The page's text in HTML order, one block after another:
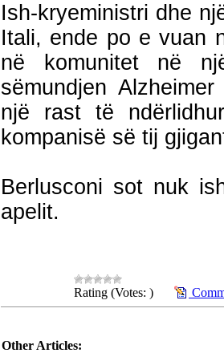
Ish-kryeministri dhe
Itali, ende po e vuan
në komunitet në
sëmundjen
një rast të
kompanisë së tij
Berlusconi sot nuk
apelit.
Rating (Votes: )
Other Articles: